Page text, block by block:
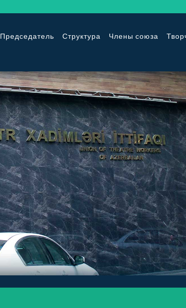
Председатель Структура Члены союза